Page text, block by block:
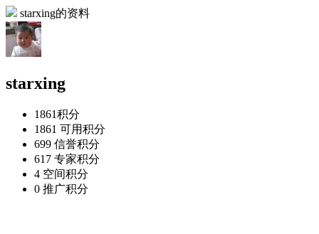
starxing的资料
starxing
1861积分
1861 可用积分
699 信誉积分
617 专家积分
4 空间积分
0 推广积分